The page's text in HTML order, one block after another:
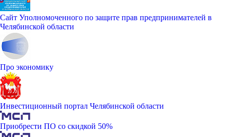
Сайт Уполномоченного по защите прав предпринимателей в
Челябинской области
Про экономику
Инвестиционный портал Челябинской области
Приобрести ПО со скидкой 50%